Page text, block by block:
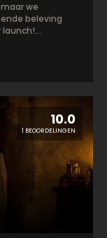
10.0
1 BEOORDELINGEN
we
beleving